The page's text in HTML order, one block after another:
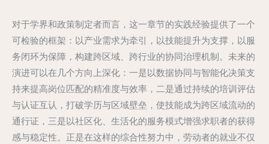
对于学界和政策制定者而言，这一章节的实践经验提供了一个
可检验的框架：以产业需求为牵引，以技能提升为支撑，以服
务闭环为保障，构建跨区域、跨行业的协同治理机制。未来的
演进可以在几个方向上深化：一是以数据协同与智能化决策支
持来提高岗位匹配的精准度与效率，二是通过持续的培训评估
与认证互认，打破学历与区域壁垒，使技能成为跨区域流动的
通行证，三是以社区化、生活化的服务模式增强求职者的获得
感与稳定性。正是在这样的综合性努力中，劳动者的就业不仅